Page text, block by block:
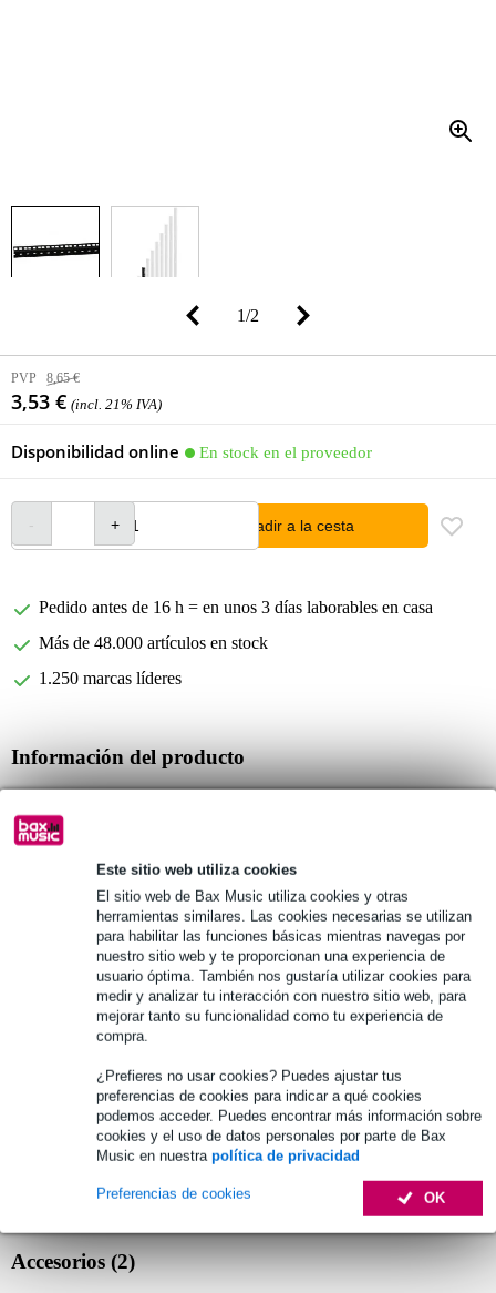
Este sitio web utiliza cookies
El sitio web de Bax Music utiliza cookies y otras
herramientas similares. Las cookies necesarias se utilizan
para habilitar las funciones básicas mientras navegas por
nuestro sitio web y te proporcionan una experiencia de
usuario óptima. También nos gustaría utilizar cookies para
medir y analizar tu interacción con nuestro sitio web, para
mejorar tanto su funcionalidad como tu experiencia de
compra.
¿Prefieres no usar cookies? Puedes ajustar tus
preferencias de cookies para indicar a qué cookies
podemos acceder. Puedes encontrar más información sobre
cookies y el uso de datos personales por parte de Bax
Music en nuestra política de privacidad
OK
Preferencias de cookies
1/2
PVP 8,65 €
3,53 € (incl. 21% IVA)
Disponibilidad online En stock en el proveedor
añadir a la cesta
Pedido antes de 16 h = en unos 3 días laborables en casa
Más de 48.000 artículos en stock
1.250 marcas líderes
Información del producto
material: acero
Especificaciones completas
Véase también (12)
Accesorios (2)